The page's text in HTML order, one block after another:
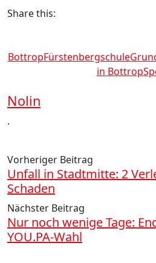
Share this:
BottropFürstenbergschule
in Bottrop
Nolin
.
Vorheriger Beitrag
Unfall in Stadtmitte: 2
Schaden
Nächster Beitrag
Nur noch wenige Tage:
YOU.PA-Wahl